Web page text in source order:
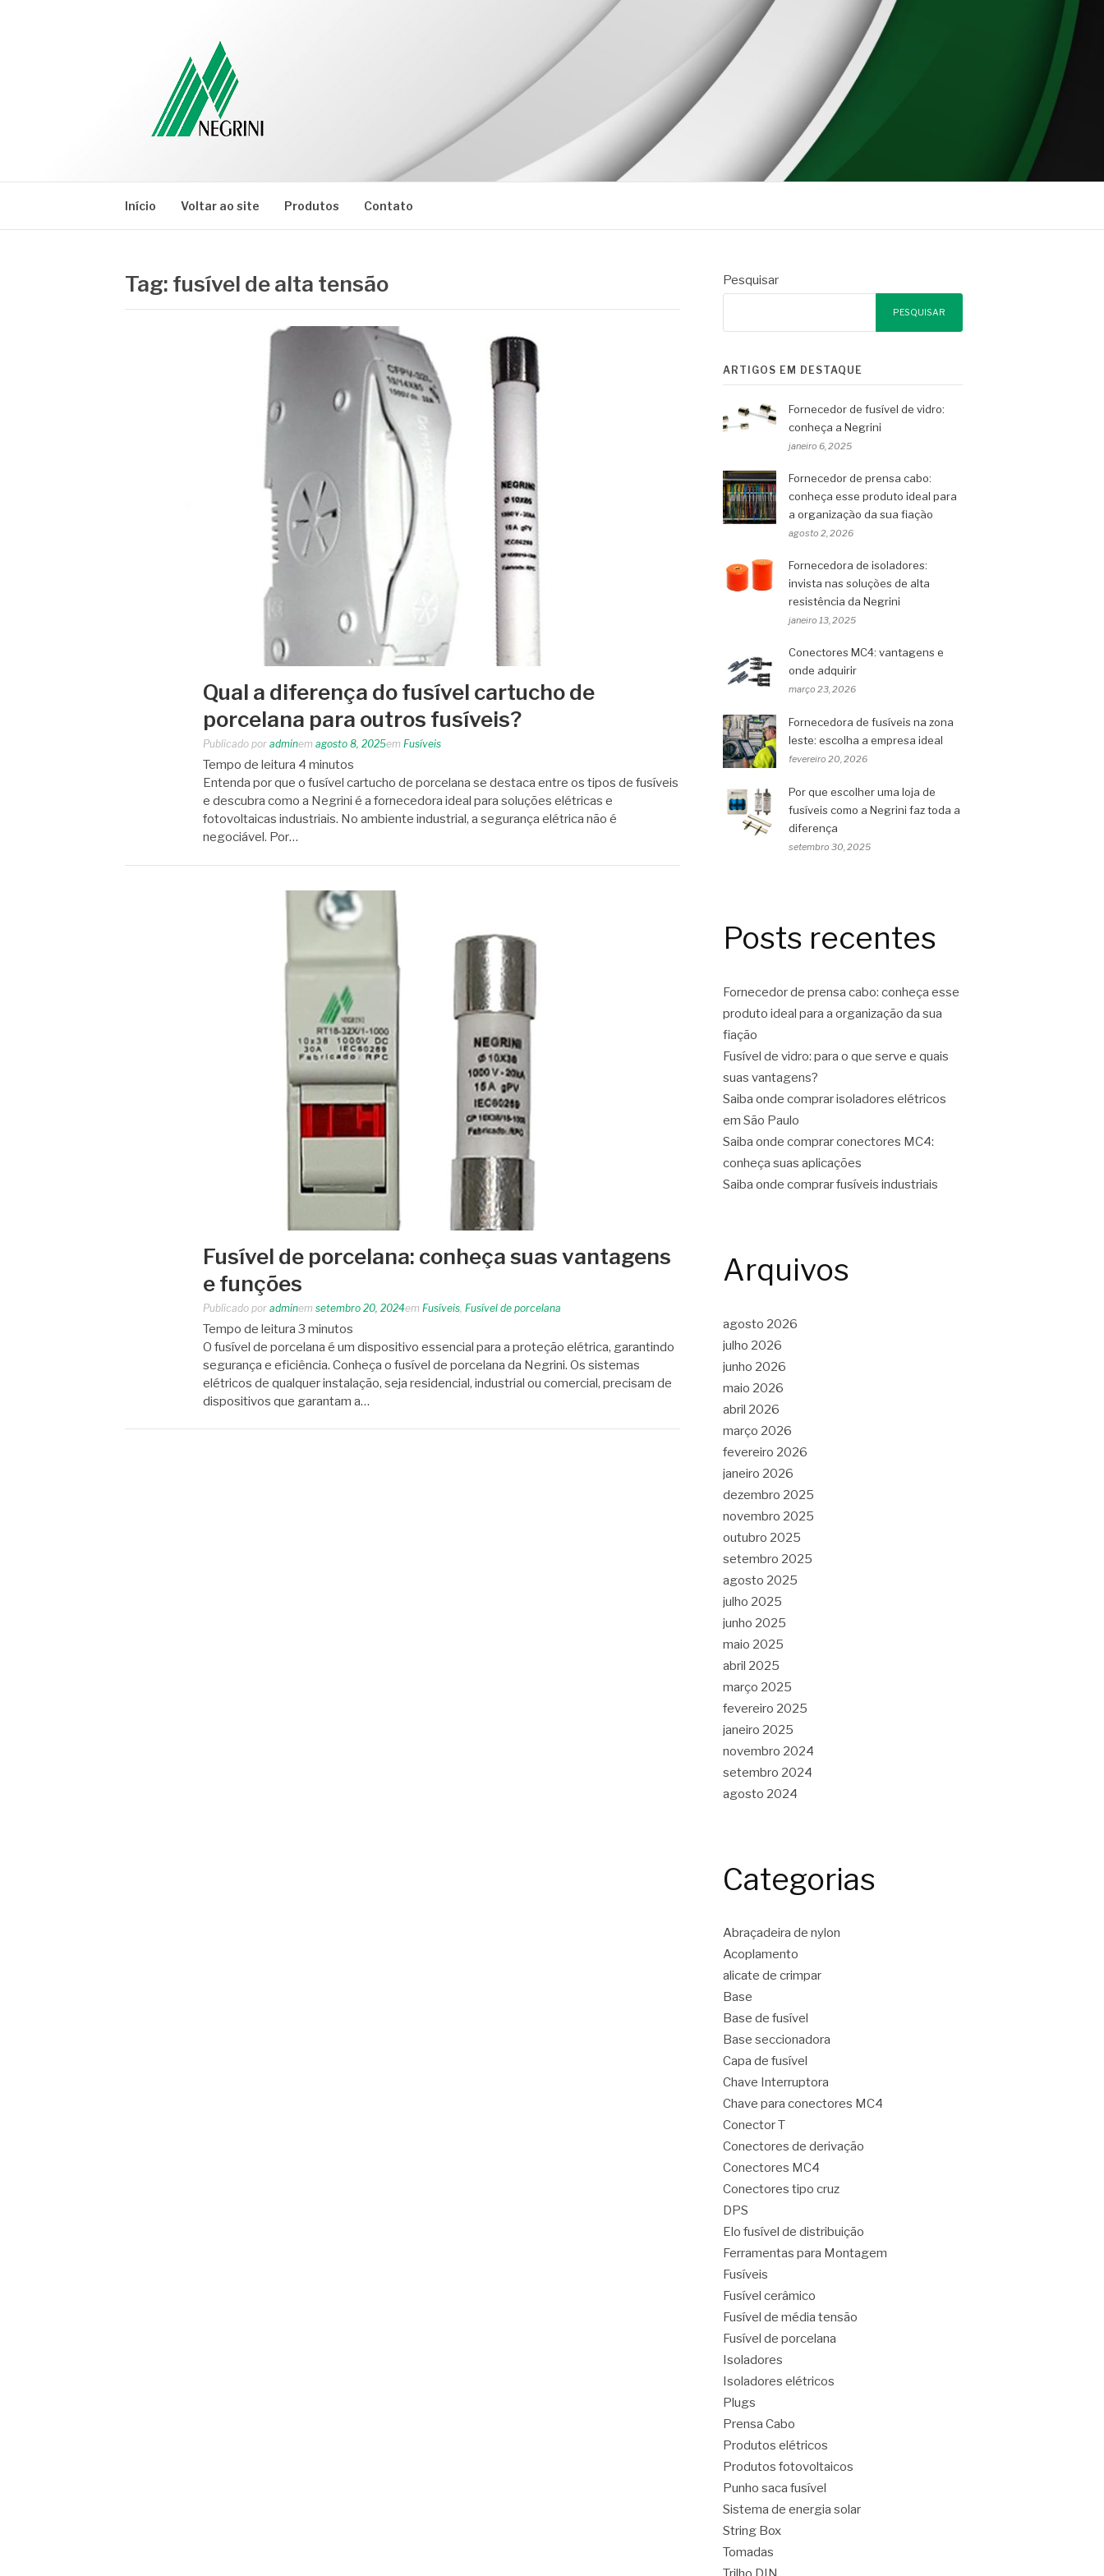
Início Voltar ao site Produtos Contato
Tag: fusível de alta tensão
Qual a diferença do fusível cartucho de
porcelana para outros fusíveis?
Publicado por adminem agosto 8, 2025em Fusíveis
Tempo de leitura 4 minutos
Entenda por que o fusível cartucho de porcelana se destaca entre os tipos de fusíveis
e descubra como a Negrini é a fornecedora ideal para soluções elétricas e
fotovoltaicas industriais. No ambiente industrial, a segurança elétrica não é
negociável. Por…
Fusível de porcelana: conheça suas vantagens
e funções
Publicado por adminem setembro 20, 2024em Fusíveis Fusível de porcelana
Tempo de leitura 3 minutos
O fusível de porcelana é um dispositivo essencial para a proteção elétrica, garantindo
segurança e eficiência. Conheça o fusível de porcelana da Negrini. Os sistemas
elétricos de qualquer instalação, seja residencial, industrial ou comercial, precisam de
dispositivos que garantam a…
Pesquisar
PESQUISAR
ARTIGOS EM DESTAQUE
Fornecedor de fusível de vidro:
conheça a Negrini
janeiro 6, 2025
Fornecedor de prensa cabo:
conheça esse produto ideal para
a organização da sua fiação
agosto 2, 2026
Fornecedora de isoladores:
invista nas soluções de alta
resistência da Negrini
janeiro 13, 2025
Conectores MC4: vantagens e
onde adquirir
março 23, 2026
Fornecedora de fusíveis na zona
leste: escolha a empresa ideal
fevereiro 20, 2026
Por que escolher uma loja de
fusíveis como a Negrini faz toda a
diferença
setembro 30, 2025
Posts recentes
Fornecedor de prensa cabo: conheça esse
produto ideal para a organização da sua
fiação
Fusível de vidro: para o que serve e quais
suas vantagens?
Saiba onde comprar isoladores elétricos
em São Paulo
Saiba onde comprar conectores MC4:
conheça suas aplicações
Saiba onde comprar fusíveis industriais
Arquivos
agosto 2026
julho 2026
junho 2026
maio 2026
abril 2026
março 2026
fevereiro 2026
janeiro 2026
dezembro 2025
novembro 2025
outubro 2025
setembro 2025
agosto 2025
julho 2025
junho 2025
maio 2025
abril 2025
março 2025
fevereiro 2025
janeiro 2025
novembro 2024
setembro 2024
agosto 2024
Categorias
Abraçadeira de nylon
Acoplamento
alicate de crimpar
Base
Base de fusível
Base seccionadora
Capa de fusível
Chave Interruptora
Chave para conectores MC4
Conector T
Conectores de derivação
Conectores MC4
Conectores tipo cruz
DPS
Elo fusível de distribuição
Ferramentas para Montagem
Fusíveis
Fusível cerâmico
Fusível de média tensão
Fusível de porcelana
Isoladores
Isoladores elétricos
Plugs
Prensa Cabo
Produtos elétricos
Produtos fotovoltaicos
Punho saca fusível
Sistema de energia solar
String Box
Tomadas